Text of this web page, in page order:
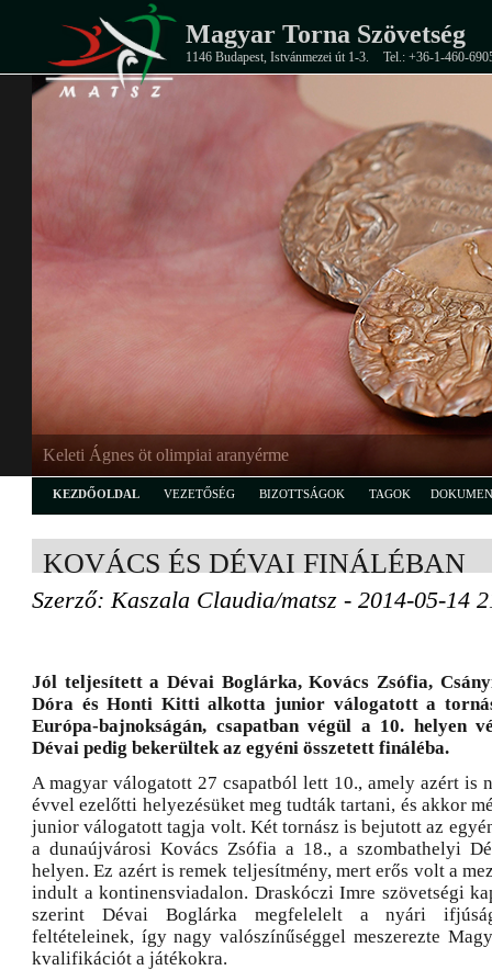
Magyar Torna Szövetség
1146 Budapest, Istvánmezei út 1-3. Tel.: +36-1-460-
Keleti Ágnes öt olimpiai aranyérme
KEZDŐOLDAL VEZETŐSÉG BIZOTTSÁGOK TAGOK
KOVÁCS ÉS DÉVAI FINÁLÉBAN
Szerző: Kaszala Claudia/matsz - 2014-05-14
Jól teljesített a Dévai Boglárka, Kovács Zsófia,
Dóra és Honti Kitti alkotta junior válogatott a
Európa-bajnokságán, csapatban végül a 10. helyen
Dévai pedig bekerültek az egyéni összetett fináléba.
A magyar válogatott 27 csapatból lett 10., amely azért is
évvel ezelőtti helyezésüket meg tudták tartani, és akkor
junior válogatott tagja volt. Két tornász is bejutott az
a dunaújvárosi Kovács Zsófia a 18., a szombathelyi
helyen. Ez azért is remek teljesítmény, mert erős volt a
indult a kontinensviadalon. Draskóczi Imre szövetségi
szerint Dévai Boglárka megfelelelt a nyári
feltételeinek, így nagy valószínűséggel meszerezte
kvalifikációt a játékokra.